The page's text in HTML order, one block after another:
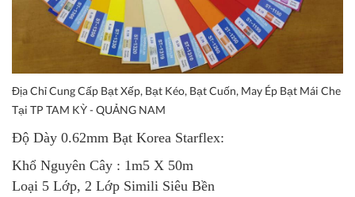
Địa Chỉ Cung Cấp Bạt Xếp, Bạt Kéo, Bạt Cuốn, May Ép Bạt Mái Che
Tại TP TAM KỲ - QUẢNG NAM
Độ Dày 0.62mm Bạt Korea Starflex:
Khổ Nguyên Cây : 1m5 X 50m
Loại 5 Lớp, 2 Lớp Simili Siêu Bền